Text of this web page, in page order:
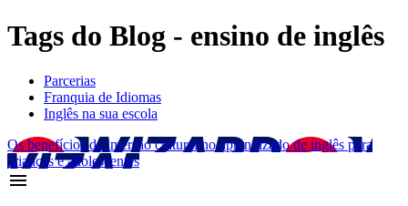
Tags do Blog - ensino de inglês
Parcerias
Franquia de Idiomas
Inglês na sua escola
Os benefícios da imersão cultural no aprendizado de inglês para
crianças e adolescentes
menu